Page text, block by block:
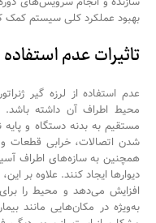
بهبود عملکرد کلی سیستم کمک
تاثیرات عدم استفاده
عدم استفاده از لرزه گیر
محیط اطراف آن داشته باشد.
مستقیم به بدنه دستگاه و
شدن اتصالات، خرابی قطعات
همچنین به سازه‌های اطراف
دیوارها ایجاد کنند. علاوه بر
افزایش می‌دهد و محیط را
به‌ویژه در مکان‌هایی مانند